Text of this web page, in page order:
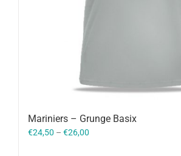
Mariniers – Grunge Basix
€24,50 – €26,00